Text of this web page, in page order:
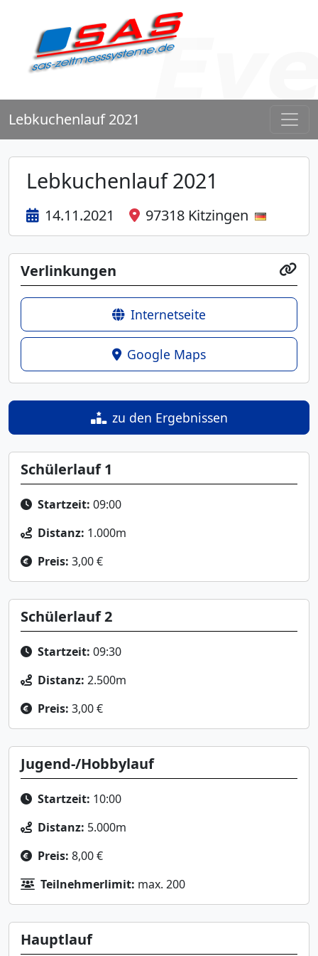
Lebkuchenlauf 2021
Lebkuchenlauf 2021
14.11.2021 97318 Kitzingen
zu den Ergebnissen
Schülerlauf 1
Startzeit: 09:00
Distanz: 1.000m
Preis: 3,00 €
Schülerlauf 2
Startzeit: 09:30
Distanz: 2.500m
Preis: 3,00 €
Jugend-/Hobbylauf
Startzeit: 10:00
Distanz: 5.000m
Preis: 8,00 €
Teilnehmerlimit: max. 200
Hauptlauf
Verlinkungen
Internetseite
Google Maps